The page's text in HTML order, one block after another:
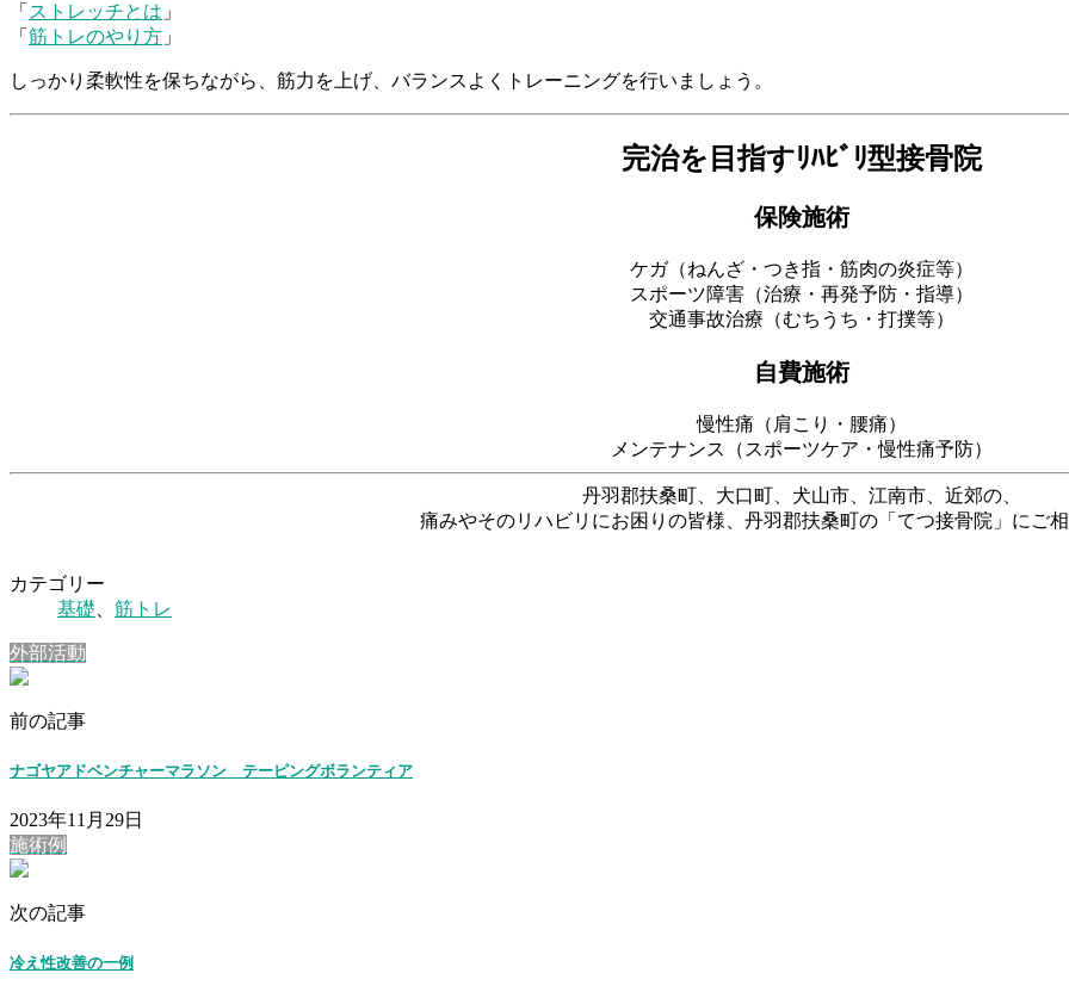
「 ストレッチとは 」
「 筋トレのやり方 」
しっかり柔軟性を保ちながら、筋力を上げ、バランスよくトレーニングを行いましょう。
完治を目指すﾘﾊﾋﾞﾘ型接骨院
保険施術
ケガ（ねんざ・つき指・筋肉の炎症等）
スポーツ障害（治療・再発予防・指導）
交通事故治療（むちうち・打撲等）
自費施術
慢性痛（肩こり・腰痛）
メンテナンス（スポーツケア・慢性痛予防）
丹羽郡扶桑町、大口町、犬山市、江南市、近郊の、
痛みやそのリハビリにお困りの皆様、丹羽郡扶桑町の「てつ接骨院」にご相
カテゴリー
基礎
筋トレ
外部活動
前の記事
ナゴヤアドベンチャーマラソン テーピングボランティア
2023年11月29日
施術例
次の記事
冷え性改善の一例